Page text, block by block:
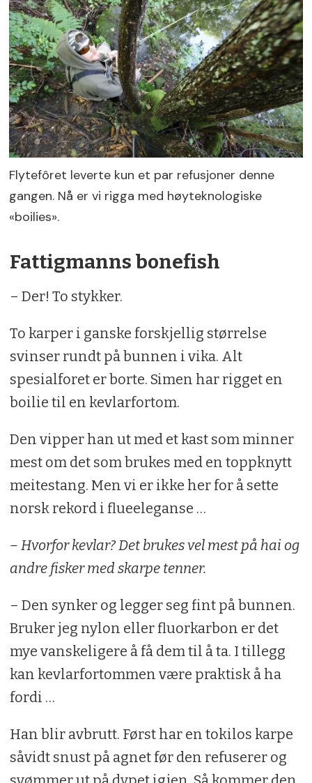
Flytefôret leverte kun et par refusjoner denne
gangen. Nå er vi rigga med høyteknologiske
«boilies».
Fattigmanns bonefish
– Der! To stykker.
To karper i ganske forskjellig størrelse
svinser rundt på bunnen i vika. Alt
spesialforet er borte. Simen har rigget en
boilie til en kevlarfortom.
Den vipper han ut med et kast som minner
mest om det som brukes med en toppknytt
meitestang. Men vi er ikke her for å sette
norsk rekord i flueeleganse …
– Hvorfor kevlar? Det brukes vel mest på hai og
andre fisker med skarpe tenner.
– Den synker og legger seg fint på bunnen.
Bruker jeg nylon eller fluorkarbon er det
mye vanskeligere å få dem til å ta. I tillegg
kan kevlarfortommen være praktisk å ha
fordi …
Han blir avbrutt. Først har en tokilos karpe
såvidt snust på agnet før den refuserer og